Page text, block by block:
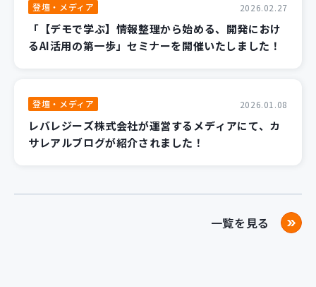
登壇・メディア 2026.02.27
「【デモで学ぶ】情報整理から始める、開発におけ
るAI活用の第一歩」セミナーを開催いたしました！
登壇・メディア 2026.01.08
レバレジーズ株式会社が運営するメディアにて、カ
サレアルブログが紹介されました！
一覧を見る